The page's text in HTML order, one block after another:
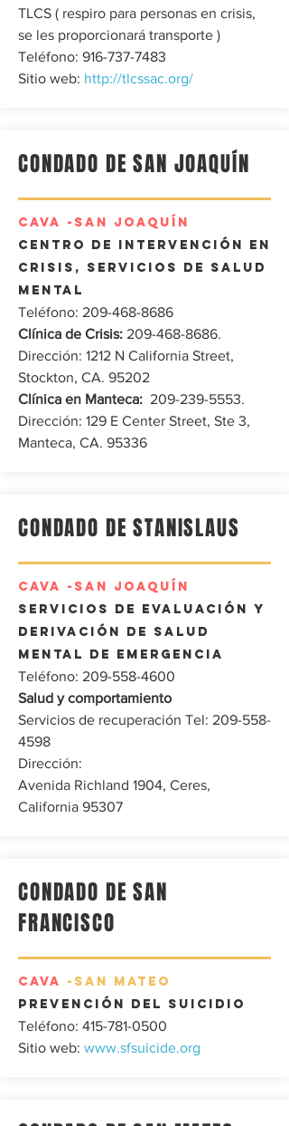
TLCS ( respiro para personas en crisis,
se les proporcionará transporte )
Teléfono: 916-737-7483
Sitio web: http://tlcssac.org/
CONDADO DE SAN JOAQUÍN
CAVA -SAN JOAQUÍN
Centro de intervención en
crisis, servicios de salud
mental
Teléfono: 209-468-8686
Clínica de Crisis: 209-468-8686.
Dirección: 1212 N California Street,
Stockton, CA. 95202
Clínica en Manteca: ‎ ‎209-239-5553. ‎
‎Dirección: 129 E Center Street, Ste 3,
Manteca, CA. 95336 ‎
CONDADO DE STANISLAUS
CAVA -SAN JOAQUÍN
Servicios de evaluación y
derivación de salud
mental de emergencia
Teléfono: 209-558-4600
Salud y comportamiento
Servicios de recuperación Tel: 209-558-
4598
Dirección:
Avenida Richland 1904, Ceres,
California 95307
CONDADO DE SAN
FRANCISCO
CAVA -SAN MATEO
Prevención del suicidio
Teléfono: 415-781-0500
Sitio web: www.sfsuicide.org